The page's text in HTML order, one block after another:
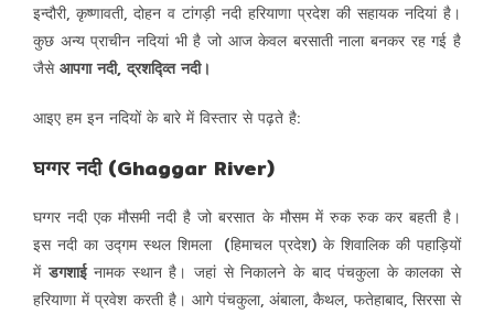
इन्दौरी, कृष्णावती, दोहन व टांगड़ी नदी हरियाणा प्रदेश की सहायक नदियां है।
कुछ अन्य प्राचीन नदियां भी है जो आज केवल बरसाती नाला बनकर रह गई है
जैसेआपगा नदी, द्रशद्व्ति नदी।
आइए हम इन नदियों के बारे में विस्तार से पढ़ते है:
घग्गर नदी (Ghaggar River)
घग्गर नदी एक मौसमी नदी है जो बरसात के मौसम में रुक रुक कर बहती है।
इस नदी का उद्गम स्थल शिमला (हिमाचल प्रदेश) के शिवालिक की पहाड़ियों
मेंडगशाईनामक स्थान है। जहां से निकालने के बाद पंचकुला के कालका से
हरियाणा में प्रवेश करती है। आगे पंचकुला, अंबाला, कैथल, फतेहाबाद, सिरसा से